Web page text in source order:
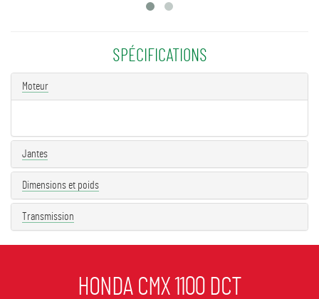
SPÉCIFICATIONS
Moteur
Jantes
Dimensions et poids
Transmission
HONDA CMX 1100 DCT